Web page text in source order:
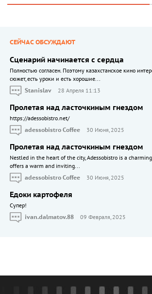
СЕЙЧАС ОБСУЖДАЮТ
Сценарий начинается с сердца
Полностью согласен. Поэтому казахстанское кино
сюжет, есть уроки и есть хорошие...
Stanislav
28 Апреля 11:13
Пролетая над ласточкиным гнездом
https://adessobistro.net/
adessobistro Coffee
30 Июня, 2025
Пролетая над ласточкиным гнездом
Nestled in the heart of the city, Adessobistro is a
offers a warm and inviting...
adessobistro Coffee
30 Июня, 2025
Едоки картофеля
Cупер!
ivan.dalmatov.88
09 Февраля, 2025